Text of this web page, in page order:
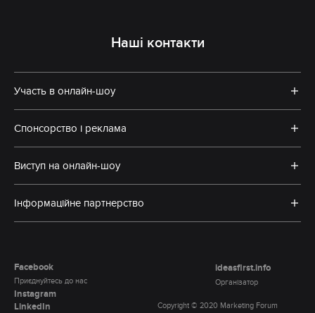
Наші контакти
Участь в онлайн-шоу
Спонсорство і реклама
Виступ на онлайн-шоу
Інформаційне партнерство
Facebook
Приєднуйтесь до нас
Instagram
LinkedIn
ideasfirst.info
Організатор
Copyright © 2020 Marketing Forum